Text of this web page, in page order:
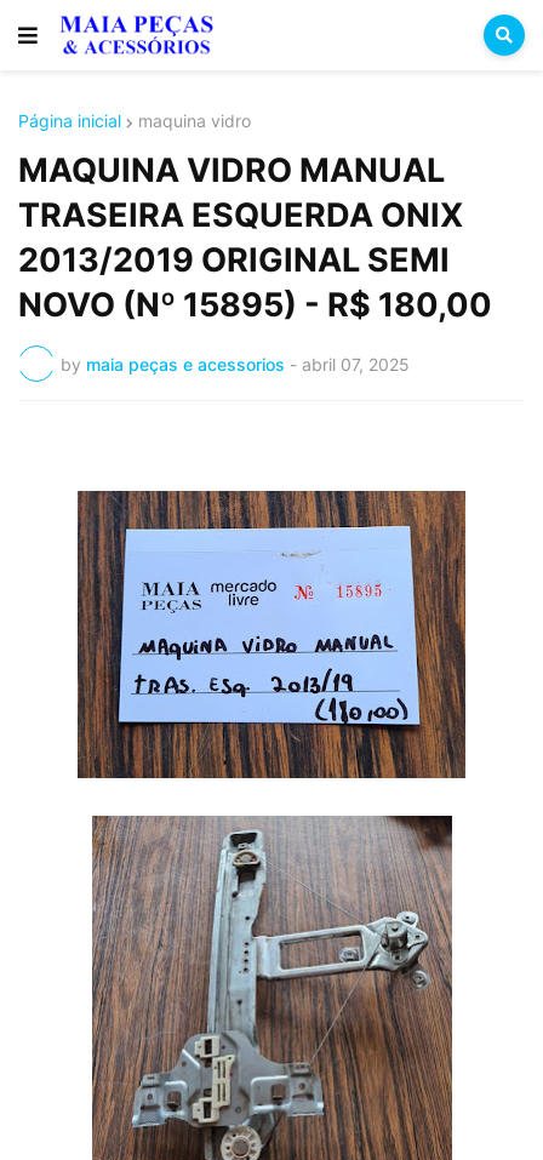
Página inicial maquina vidro
MAQUINA VIDRO MANUAL
TRASEIRA ESQUERDA ONIX
2013/2019 ORIGINAL SEMI
NOVO (Nº 15895) - R$ 180,00
by maia peças e acessorios - abril 07, 2025